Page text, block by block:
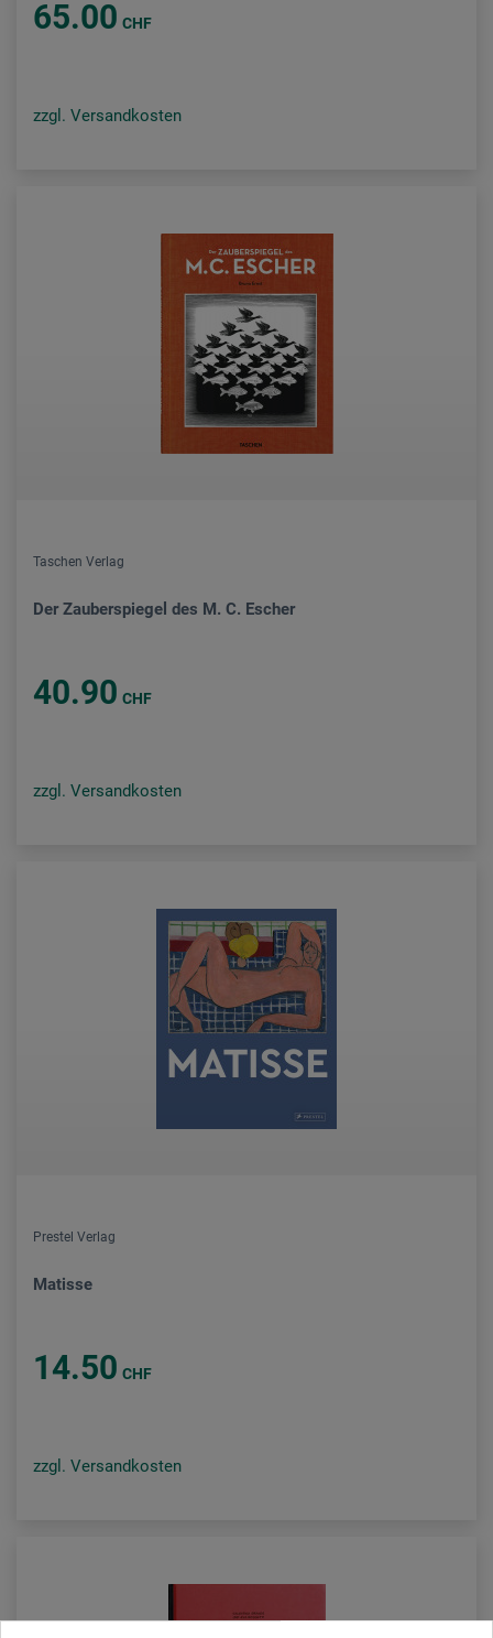
65.00 CHF
zzgl. Versandkosten
Taschen Verlag
Der Zauberspiegel des M. C. Escher
40.90 CHF
zzgl. Versandkosten
Prestel Verlag
Matisse
14.50 CHF
zzgl. Versandkosten